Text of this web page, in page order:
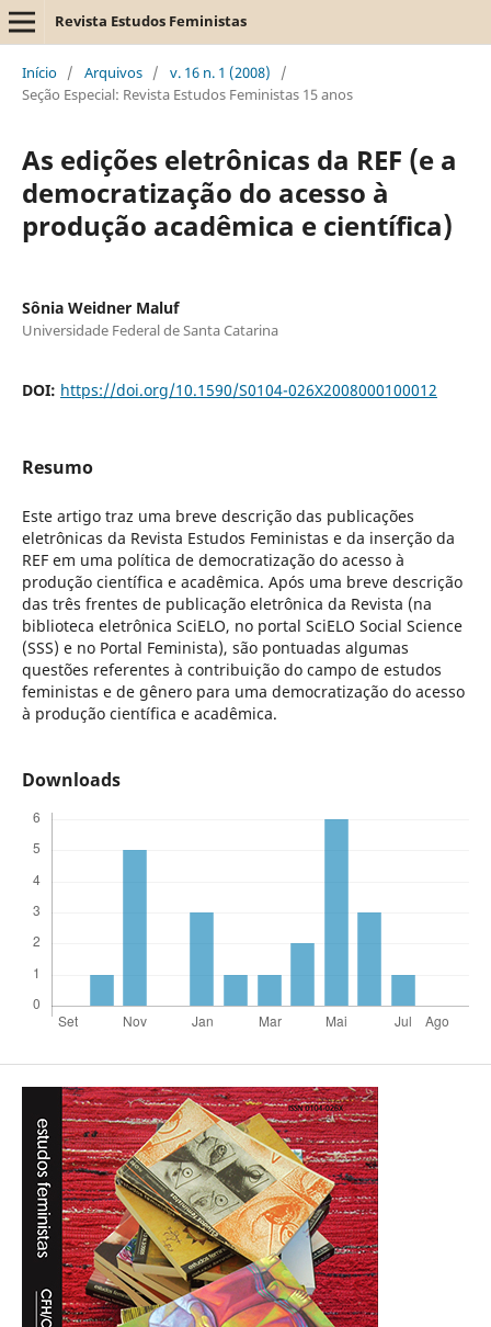
Revista Estudos Feministas
Início / Arquivos / v. 16 n. 1 (2008)
/
Seção Especial: Revista Estudos Feministas 15 anos
As edições eletrônicas da REF (e a
democratização do acesso à
produção acadêmica e científica)
Sônia Weidner Maluf
Universidade Federal de Santa Catarina
DOI: https://doi.org/10.1590/S0104-026X2008000100012
Resumo
Este artigo traz uma breve descrição das publicações
eletrônicas da Revista Estudos Feministas e da inserção da
REF em uma política de democratização do acesso à
produção científica e acadêmica. Após uma breve descrição
das três frentes de publicação eletrônica da Revista (na
biblioteca eletrônica SciELO, no portal SciELO Social Science
(SSS) e no Portal Feminista), são pontuadas algumas
questões referentes à contribuição do campo de estudos
feministas e de gênero para uma democratização do acesso
à produção científica e acadêmica.
Downloads